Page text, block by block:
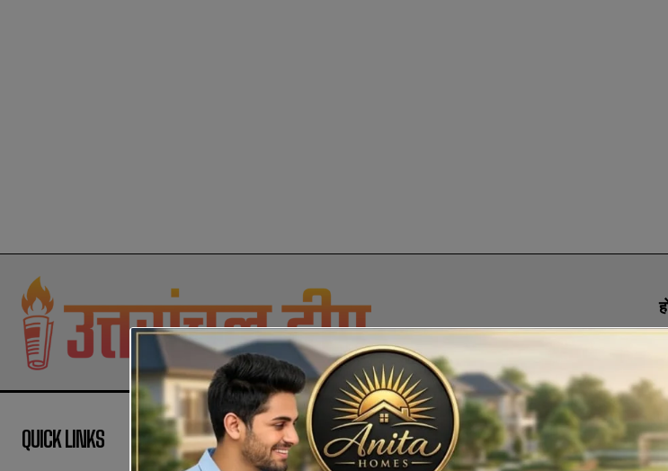
QUICK LINKS SOCIAL MEDIA